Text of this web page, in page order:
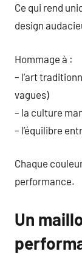
Ce qui rend
design
Hommage à :
– l’art
vagues)
– la culture
– l’équilibre
Chaque
performance.
Un